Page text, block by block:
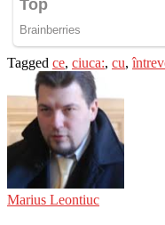
Tagged ce, ciuca:, cu,
Marius Leontiuc